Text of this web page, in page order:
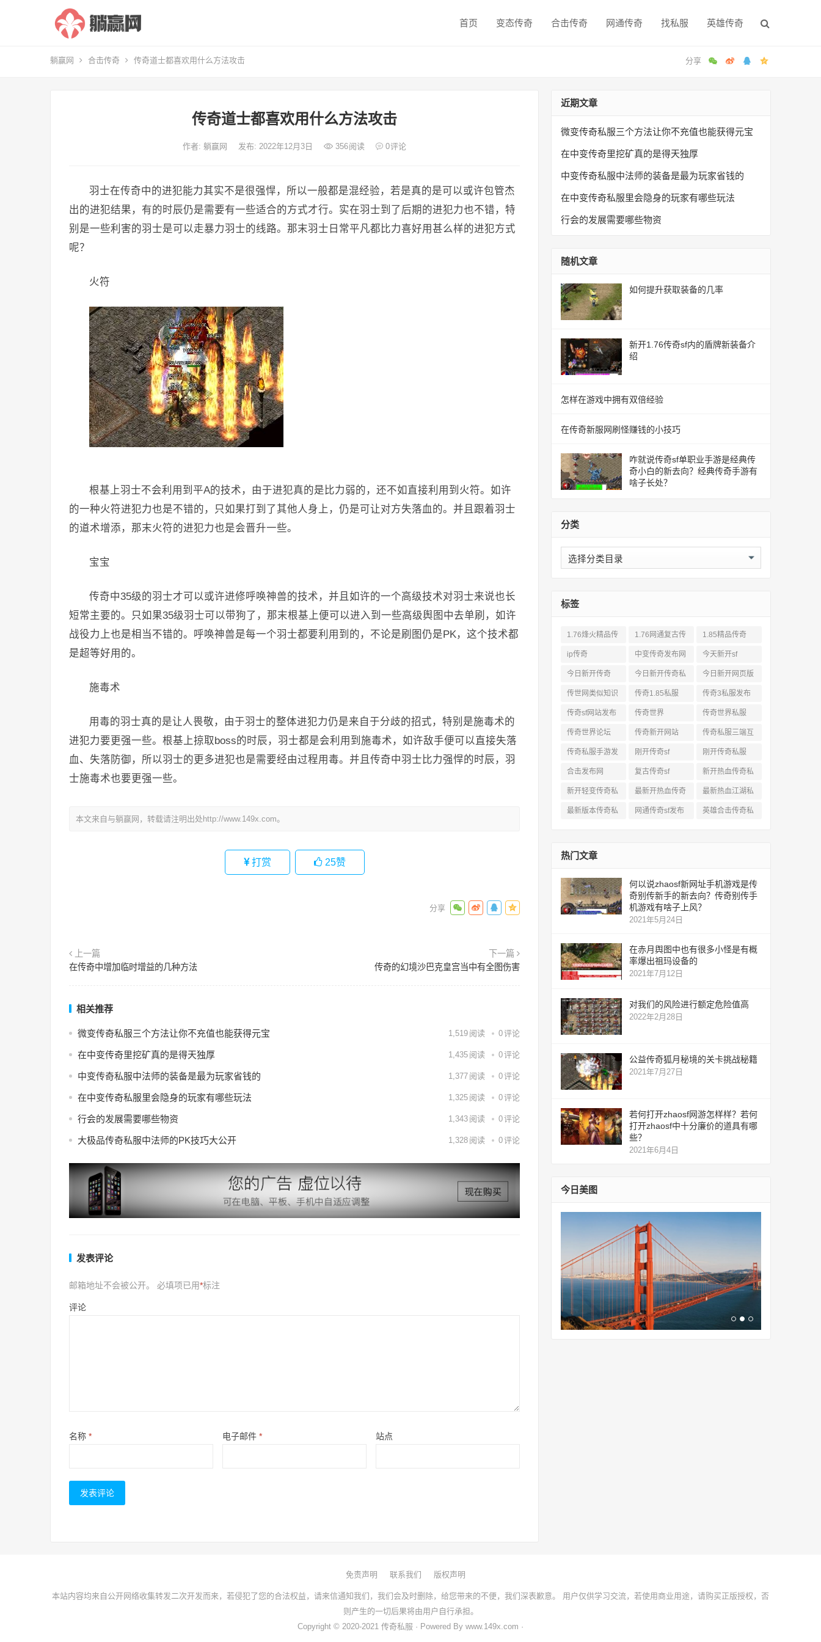
首页 变态传奇 合击传奇 网通传奇 找私服 英雄传奇
躺赢网 合击传奇 传奇道士都喜欢用什么方法攻击
传奇道士都喜欢用什么方法攻击
作者: 躺赢网 发布: 2022年12月3日 356阅读 0评论
羽士在传奇中的进犯能力其实不是很强悍，所以一般都是混经验，若是真的是可以或许包管杰
出的进犯结果，有的时辰仍是需要有一些适合的方式才行。实在羽士到了后期的进犯力也不错，特
别是一些利害的羽士是可以走暴力羽士的线路。那末羽士日常平凡都比力喜好用甚么样的进犯方式
呢？
火符
根基上羽士不会利用到平A的技术，由于进犯真的是比力弱的，还不如直接利用到火符。如许
的一种火符进犯力也是不错的，只如果打到了其他人身上，仍是可让对方失落血的。并且跟着羽士
的道术增添，那末火符的进犯力也是会晋升一些。
宝宝
传奇中35级的羽士才可以或许进修呼唤神兽的技术，并且如许的一个高级技术对羽士来说也长
短常主要的。只如果35级羽士可以带狗了，那末根基上便可以进入到一些高级舆图中去单刷，如许
战役力上也是相当不错的。呼唤神兽是每一个羽士都要利用到的，不论是刷图仍是PK，这个技术都
是超等好用的。
施毒术
用毒的羽士真的是让人畏敬，由于羽士的整体进犯力仍是来自于分歧的招式，特别是施毒术的
进犯力要更强一些。根基上掠取boss的时辰，羽士都是会利用到施毒术，如许敌手便可以直接失落
血、失落防御，所以羽士的更多进犯也是需要经由过程用毒。并且传奇中羽士比力强悍的时辰，羽
士施毒术也要更强一些。
本文来自与躺赢网，转载请注明出处http://www.149x.com。
打赏 25赞
上一篇
在传奇中增加临时增益的几种方法
下一篇
传奇的幻境沙巴克皇宫当中有全图伤害
相关推荐
微变传奇私服三个方法让你不充值也能获得元宝 1,519 阅读 0评论
在中变传奇里挖矿真的是得天独厚 1,435 阅读 0评论
中变传奇私服中法师的装备是最为玩家省钱的 1,377 阅读 0评论
在中变传奇私服里会隐身的玩家有哪些玩法 1,325 阅读 0评论
行会的发展需要哪些物资 1,343 阅读 0评论
大极品传奇私服中法师的PK技巧大公开 1,328 阅读 0评论
发表评论
邮箱地址不会被公开。 必填项已用*标注
评论
名称 * 电子邮件 * 站点
近期文章
微变传奇私服三个方法让你不充值也能获得元宝
在中变传奇里挖矿真的是得天独厚
中变传奇私服中法师的装备是最为玩家省钱的
在中变传奇私服里会隐身的玩家有哪些玩法
行会的发展需要哪些物资
随机文章
如何提升获取装备的几率
新开1.76传奇sf内的盾牌新装备介
绍
怎样在游戏中拥有双倍经验
在传奇新服网刷怪赚钱的小技巧
咋就说传奇sf单职业手游是经典传
奇小白的新去向？经典传奇手游有
啥子长处？
分类
分
类
标签
1.76烽火精品传
奇私服网站
1.76网通复古传
奇sf
1.85精品传奇
ip传奇 中变传奇发布网 今天新开sf
今日新开传奇
今日新开传奇私
服发布网
今日新开网页版
传奇
传世网类似知识 传奇1.85私服
传奇3私服发布
网站
传奇sf网站发布
网
传奇世界 传奇世界私服
传奇世界论坛 传奇新开网站
传奇私服三端互
通
传奇私服手游发
布网三端
刚开传奇sf 刚开传奇私服
合击发布网 复古传奇sf
新开热血传奇私
服网
新开轻变传奇私
服
最新开热血传奇
私服
最新热血江湖私
服
最新版本传奇私
网通传奇sf发布
英雄合击传奇私
热门文章
何以说zhaosf新网址手机游戏是传
奇别传新手的新去向？传奇别传手
机游戏有啥子上风？
2021年5月24日
在赤月舆图中也有很多小怪是有概
率爆出祖玛设备的
2021年7月12日
对我们的风险进行额定危险值高
2022年2月28日
公益传奇狐月秘境的关卡挑战秘籍
2021年7月27日
若何打开zhaosf网游怎样样？若何
打开zhaosf中十分廉价的道具有哪
些？
2021年6月4日
今日美图
免责声明 联系我们 版权声明
本站内容均来自公开网络收集转发二次开发而来，若侵犯了您的合法权益，请来信通知我们，我们会及时删除，给您带来的不便，我们深表歉意。 用户仅供学习交流，若使用商业用途，请购买正版授权，否
则产生的一切后果将由用户自行承担。
Copyright © 2020-2021 传奇私服 · Powered By www.149x.com ·